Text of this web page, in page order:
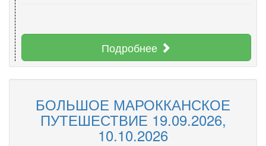
Подробнее
БОЛЬШОЕ МАРОККАНСКОЕ
ПУТЕШЕСТВИЕ 19.09.2026,
10.10.2026